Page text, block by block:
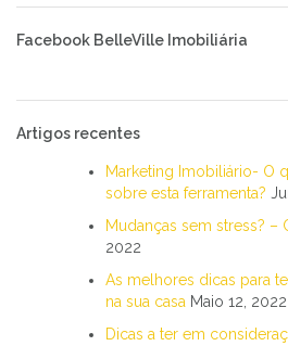
Facebook BelleVille Imobiliária
Artigos recentes
Marketing Imobiliário- O
sobre esta ferramenta?
Mudanças sem stress? –
2022
As melhores dicas para
na sua casa Maio 12, 2022
Dicas a ter em